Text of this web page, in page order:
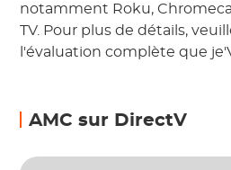
notamment Roku,
TV. Pour plus de détails,
l'évaluation complète que
AMC sur DirectV